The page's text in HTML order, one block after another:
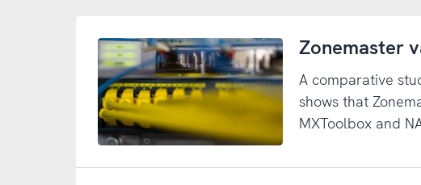
Zonemaster
A comparative
shows that
MXToolbox and